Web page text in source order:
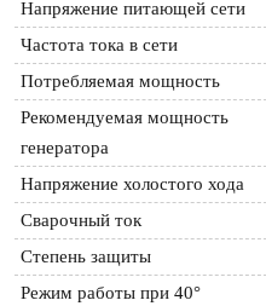
Напряжение питающей сети
Частота тока в сети
Потребляемая мощность
Рекомендуемая мощность
генератора
Напряжение холостого хода
Сварочный ток
Степень защиты
Режим работы при 40°